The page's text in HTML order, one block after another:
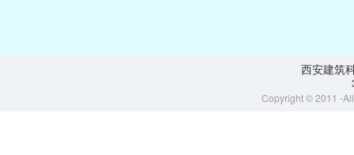
西安建筑
Copyright © 2011 -